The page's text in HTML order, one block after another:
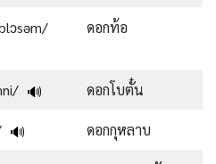
ดอกท้อ
🔊 ดอกโบตั๋น
🔊 ดอกกุหลาบ